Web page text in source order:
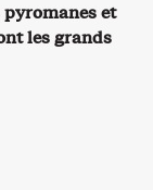
et
les grands